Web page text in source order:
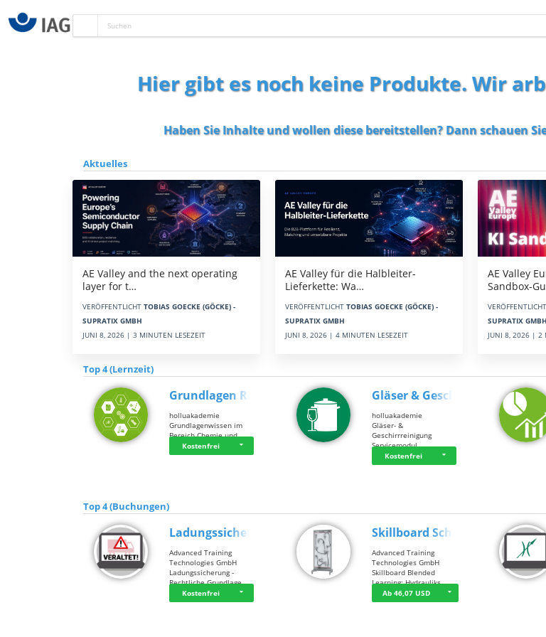
Hier gibt es noch keine Produkte. Wir
Haben Sie Inhalte und wollen diese bereitstellen? Dann schauen
Aktuelles
AE Valley and the next operating
layer for t…
VERÖFFENTLICHT TOBIAS GOECKE (GÖCKE) -
SUPRATIX GMBH
JUNI 8, 2026 | 3 MINUTEN LESEZEIT
AE Valley für die Halbleiter-
Lieferkette: Wa…
VERÖFFENTLICHT TOBIAS GOECKE (GÖCKE) -
SUPRATIX GMBH
JUNI 8, 2026 | 4 MINUTEN LESEZEIT
AE Valley
Sandbox-
VERÖFFENTLICHT
SUPRATIX GMBH
JUNI 8, 2026 | 2
Top 4 (Lernzeit)
Grundlagen Rein…
holluakademie
Grundlagenwissen im
Bereich Chemie und …
Kostenfrei
Gläser & Geschi…
holluakademie
Gläser- &
Geschirrreinigung
Servicemodul
Kostenfrei
Top 4 (Buchungen)
Ladungssicherung
Advanced Training
Technologies GmbH
Ladungssicherung -
Rechtliche Grundlage…
Kostenfrei
Skillboard Schl…
Advanced Training
Technologies GmbH
Skillboard Blended
Learning: Hydrauliks…
Ab 46,07 USD